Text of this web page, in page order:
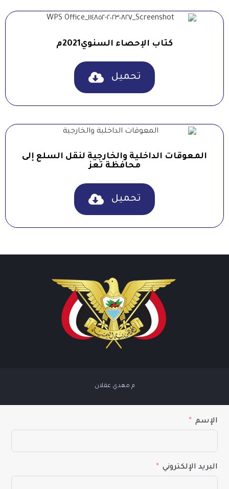
كتاب الإحصاء السنوي2021م
تحميل
المعوقات الداخلية والخارجية لنقل السلع إلى
محافظة تعز
تحميل
م مهدي عقلان
الإسم
البريد الإلكتروني